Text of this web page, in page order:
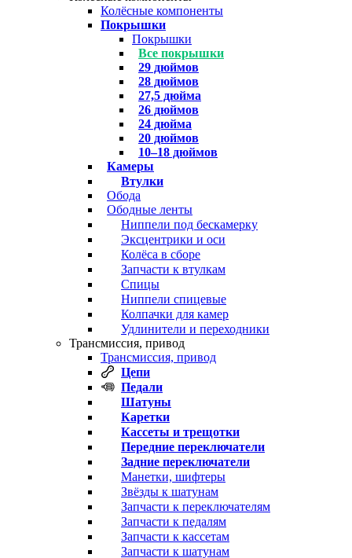
Колёсные компоненты
Покрышки
Покрышки
Все покрышки
29 дюймов
28 дюймов
27,5 дюйма
26 дюймов
24 дюйма
20 дюймов
10–18 дюймов
Камеры
Втулки
Обода
Ободные ленты
Ниппели под бескамерку
Эксцентрики и оси
Колёса в сборе
Запчасти к втулкам
Спицы
Ниппели спицевые
Колпачки для камер
Удлинители и переходники
Трансмиссия, привод
Трансмиссия, привод
Цепи
Педали
Шатуны
Каретки
Кассеты и трещотки
Передние переключатели
Задние переключатели
Манетки, шифтеры
Звёзды к шатунам
Запчасти к переключателям
Запчасти к педалям
Запчасти к кассетам
Запчасти к шатунам